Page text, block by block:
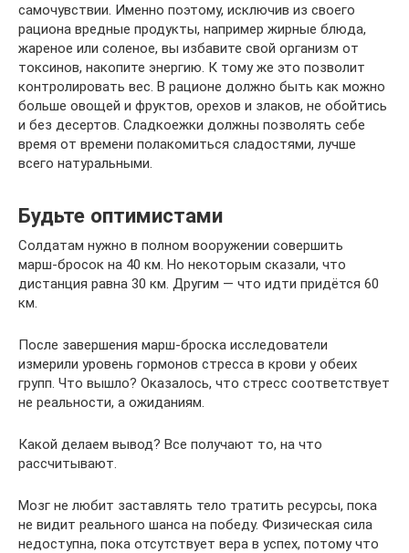
самочувствии. Именно поэтому, исключив из своего
рациона вредные продукты, например жирные блюда,
жареное или соленое, вы избавите свой организм от
токсинов, накопите энергию. К тому же это позволит
контролировать вес. В рационе должно быть как можно
больше овощей и фруктов, орехов и злаков, не обойтись
и без десертов. Сладкоежки должны позволять себе
время от времени полакомиться сладостями, лучше
всего натуральными.
Будьте оптимистами
Солдатам нужно в полном вооружении совершить
марш‑бросок на 40 км. Но некоторым сказали, что
дистанция равна 30 км. Другим — что идти придётся 60
км.
После завершения марш‑броска исследователи
измерили уровень гормонов стресса в крови у обеих
групп. Что вышло? Оказалось, что стресс соответствует
не реальности, а ожиданиям.
Какой делаем вывод? Все получают то, на что
рассчитывают.
Мозг не любит заставлять тело тратить ресурсы, пока
не видит реального шанса на победу. Физическая сила
недоступна, пока отсутствует вера в успех, потому что